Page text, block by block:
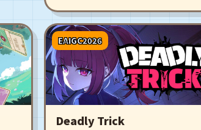
EAIGC2026
Deadly Trick